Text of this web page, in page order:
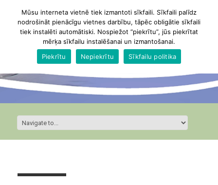
Mūsu interneta vietnē tiek izmantoti sīkfaili. Sīkfaili palīdz
nodrošināt pienācīgu vietnes darbību, tāpēc obligātie sīkfaili
tiek instalēti automātiski. Nospiežot “piekrītu”, jūs piekrītat
mērķa sīkfailu instalēšanai un izmantošanai.
Piekrītu
Nepiekrītu Sīkfailu politika